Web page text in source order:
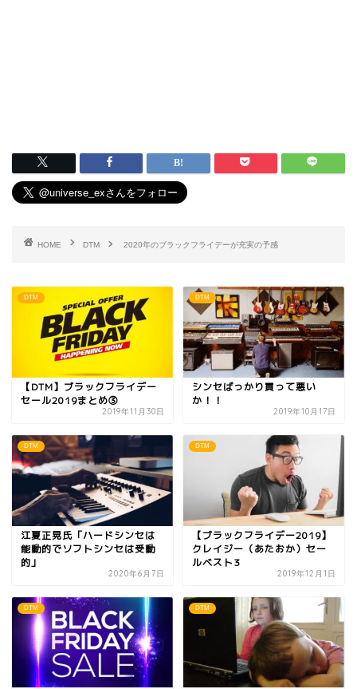
HOME DTM 2020年のブラックフライデーが充実の予感
DTM
【DTM】ブラックフライデー
セール2019まとめ③
2019年11月30日
DTM
シンセばっかり買って悪い
か！！
2019年10月17日
DTM
江夏正晃氏「ハードシンセは
能動的でソフトシンセは受動
的」
2020年6月7日
DTM
【ブラックフライデー2019】
クレイジー（あたおか）セー
ルベスト3
2019年12月1日
DTM DTM